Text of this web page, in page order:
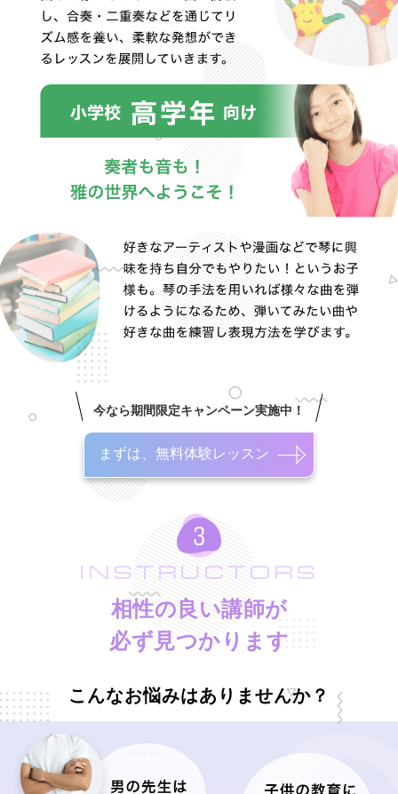
今なら期間限定キャンペーン実施中！
まずは、無料体験レッスン
INSTRUCTORS
相性の良い講師が
必ず見つかります
こんなお悩みはありませんか？